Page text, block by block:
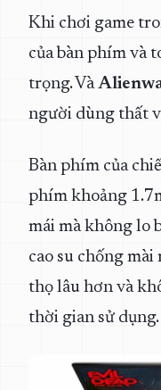
Khi chơi game
của bàn phím và
trọng. Và
người dùng thất
Bàn phím của
phím khoảng
mái mà không lo
cao su chống
thọ lâu hơn và
thời gian sử dụng.